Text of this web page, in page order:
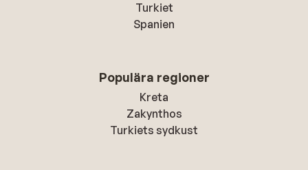
Turkiet
Spanien
Populära regioner
Kreta
Zakynthos
Turkiets sydkust